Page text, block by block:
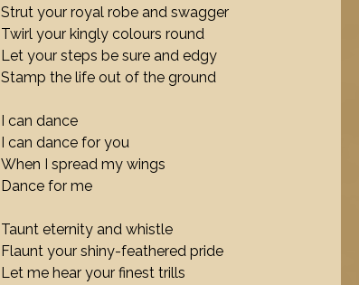
Strut your royal robe and swagger
Twirl your kingly colours round
Let your steps be sure and edgy
Stamp the life out of the ground
I can dance
I can dance for you
When I spread my wings
Dance for me
Taunt eternity and whistle
Flaunt your shiny-feathered pride
Let me hear your finest trills